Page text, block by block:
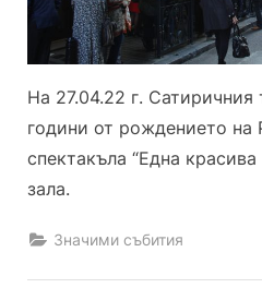
На 27.04.22 г. Сатиричния
години от рождението на
спектакъла “Една
зала.
Значими събития